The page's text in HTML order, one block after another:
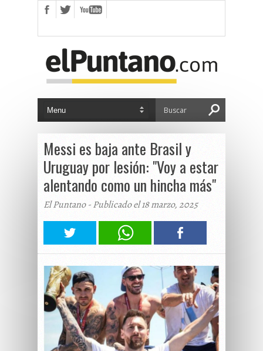
Messi es baja ante Brasil y
Uruguay por lesión: "Voy a estar
alentando como un hincha más"
El Puntano - Publicado el 18 marzo, 2025